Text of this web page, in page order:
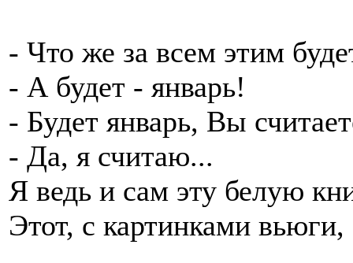
- Что же за всем этим
- А будет - январь!
- Будет январь, Вы
- Да, я считаю...
Я ведь и сам эту белую
Этот, с картинками